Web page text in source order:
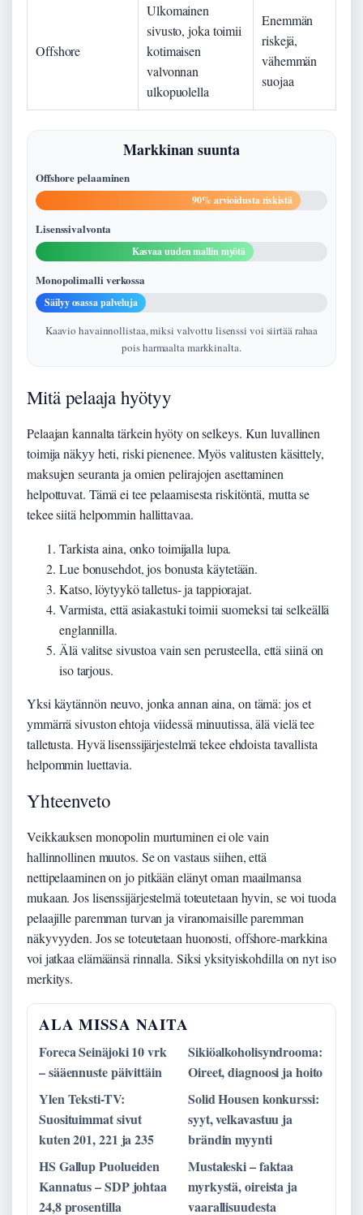
Offshore
Ulkomainen
sivusto, joka toimii
kotimaisen
valvonnan
ulkopuolella
Enemmän
riskejä,
vähemmän
suojaa
Markkinan suunta
Offshore pelaaminen
90% arvioidusta riskistä
Lisenssivalvonta
Kasvaa uuden mallin myötä
Monopolimalli verkossa
Säilyy osassa palveluja
Kaavio havainnollistaa, miksi valvottu lisenssi voi siirtää rahaa
pois harmaalta markkinalta.
Mitä pelaaja hyötyy
Pelaajan kannalta tärkein hyöty on selkeys. Kun luvallinen
toimija näkyy heti, riski pienenee. Myös valitusten käsittely,
maksujen seuranta ja omien pelirajojen asettaminen
helpottuvat. Tämä ei tee pelaamisesta riskitöntä, mutta se
tekee siitä helpommin hallittavaa.
Tarkista aina, onko toimijalla lupa.
Lue bonusehdot, jos bonusta käytetään.
Katso, löytyykö talletus- ja tappiorajat.
Varmista, että asiakastuki toimii suomeksi tai selkeällä
englannilla.
Älä valitse sivustoa vain sen perusteella, että siinä on
iso tarjous.
Yksi käytännön neuvo, jonka annan aina, on tämä: jos et
ymmärrä sivuston ehtoja viidessä minuutissa, älä vielä tee
talletusta. Hyvä lisenssijärjestelmä tekee ehdoista tavallista
helpommin luettavia.
Yhteenveto
Veikkauksen monopolin murtuminen ei ole vain
hallinnollinen muutos. Se on vastaus siihen, että
nettipelaaminen on jo pitkään elänyt oman maailmansa
mukaan. Jos lisenssijärjestelmä toteutetaan hyvin, se voi tuoda
pelaajille paremman turvan ja viranomaisille paremman
näkyvyyden. Jos se toteutetaan huonosti, offshore-markkina
voi jatkaa elämäänsä rinnalla. Siksi yksityiskohdilla on nyt iso
merkitys.
ALA MISSA NAITA
Foreca Seinäjoki 10 vrk
– sääennuste päivittäin
Sikiöalkoholisyndrooma:
Oireet, diagnoosi ja hoito
Ylen Teksti-TV:
Suosituimmat sivut
kuten 201, 221 ja 235
Solid Housen konkurssi:
syyt, velkavastuu ja
brändin myynti
HS Gallup Puolueiden
Kannatus – SDP johtaa
24,8 prosentilla
Mustaleski – faktaa
myrkystä, oireista ja
vaarallisuudesta